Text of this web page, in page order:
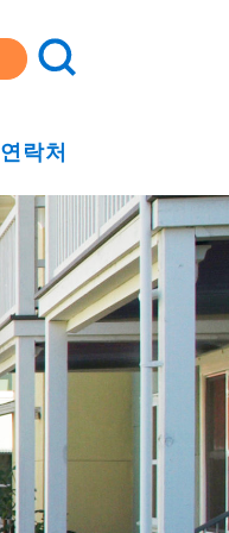
연락처